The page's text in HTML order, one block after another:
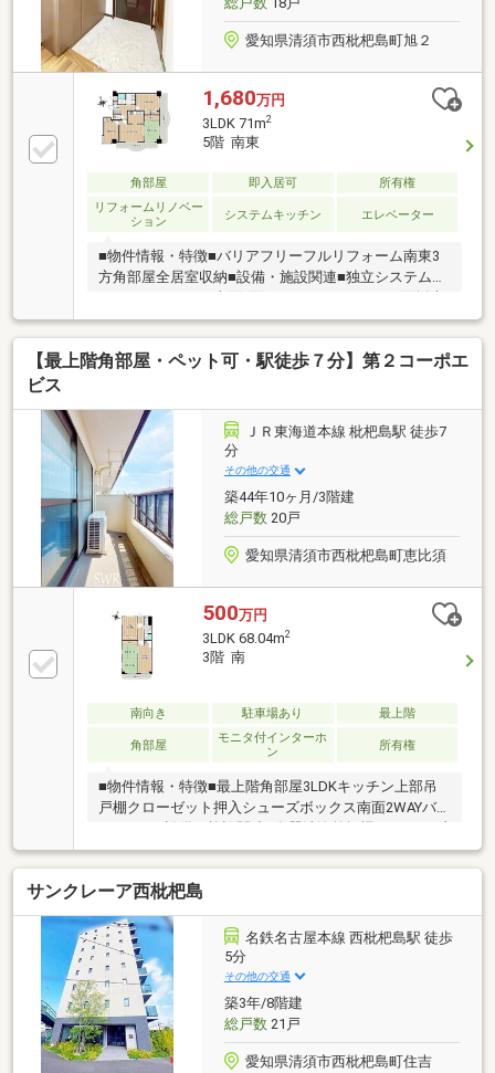
愛知県清須市西枇杷島町旭２
1,680万円
3LDK 71m2
5階 南東
角部屋 即入居可
所有権
リフォームリノベー
ション
システムキッチン エレベーター
■物件情報・特徴■バリアフリーフルリフォーム南東3
方角部屋全居室収納■設備・施設関連■独立システムキ
独立キッチン玄関収納二ヶ所キッチン吊戸棚和室天袋
■周辺環境■JR東海道本線「枇杷島」駅4分名鉄名古屋
本線「二ツ杁」駅4分西枇杷島小学校5分アオキスーパ
フォーム内容＞◇クロス・CF・網戸張替◇キッチン・
浴室・トイレ・洗面化粧台新調◇給湯器交換◇建具新
調◇畳表替え◇ハウスクリーニング
【最上階角部屋・ペット可・駅徒歩７分】第２コーポエ
ビス
ＪＲ東海道本線 枇杷島駅 徒歩7
分
その他の交通
築44年10ヶ月/3階建
総戸数20戸
愛知県清須市西枇杷島町恵比須
500万円
3LDK 68.04m2
3階 南
南向き 駐車場あり 最上階
角部屋
モニタ付インターホ
ン
所有権
■物件情報・特徴■最上階角部屋3LDKキッチン上部吊
戸棚クローゼット押入シューズボックス南面2WAYバ
ンシステムキッチンオートバストイレに窓ありトイレ
に手すりありバイク置場平面駐車場犬・猫飼育可3面
採光眺望・陽当り良好■住環境・周辺環境■JR東海通本
線「枇杷島」駅徒歩7分名鉄名古屋本線「西枇杷島」
駅徒歩8分名鉄犬山線「下小田井」駅徒歩10分西枇杷
島小学校徒歩2分西枇杷島中学校徒歩約10分ヤマナカ
西枇杷島店徒歩４分アオキスーパー西枇杷島店徒歩７
分サンドラッグ西枇杷島店徒歩４分
サンクレーア西枇杷島
名鉄名古屋本線 西枇杷島駅 徒歩
5分
その他の交通
築3年/8階建
総戸数21戸
愛知県清須市西枇杷島町住吉